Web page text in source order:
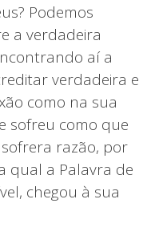
Podemos
a verdadeira
aí a
verdadeira e
como na sua
sofreu como que
razão, por
qual a Palavra de
chegou à sua